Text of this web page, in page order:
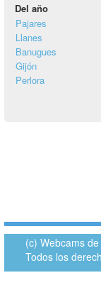
Del año
Pajares
Llanes
Banugues
Gijón
Perlora
(c) Webcams
Todos los